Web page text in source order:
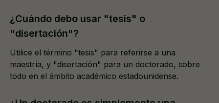
¿Cuándo debo usar "tesis" o
"disertación"?
Utilice el término "tesis" para referirse a una
maestría, y "disertación" para un doctorado, sobre
todo en el ámbito académico estadounidense.